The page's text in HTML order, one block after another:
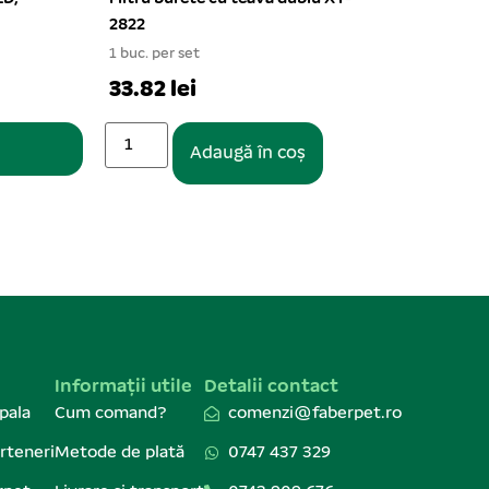
6/set
Pentru parteneri
Informații utile
Cum comand?
Metode de plată
Detalii contact
comenzi@faberpet.ro
0747 437 329